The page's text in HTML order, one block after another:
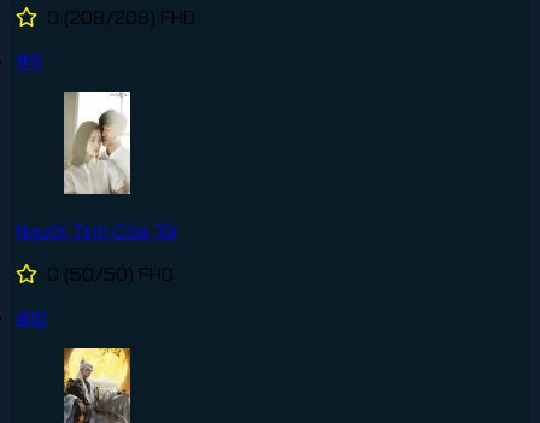
0 (208/208) FHD
#9
Người Tình Của Tôi
0 (50/50) FHD
#10